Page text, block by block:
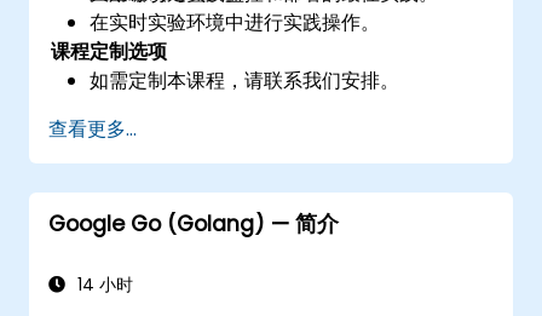
在实时实验环境中进行实践操作。
课程定制选项
如需定制本课程，请联系我们安排。
查看更多...
Google Go (Golang) — 简介
14 小时